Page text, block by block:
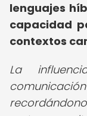
lenguajes
capacidad
contextos
La